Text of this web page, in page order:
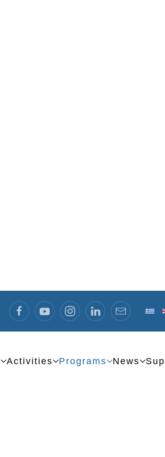
Activities Programs News